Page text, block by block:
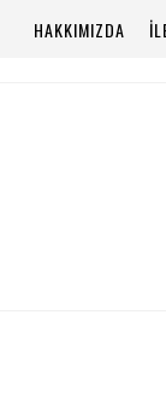
HAKKIMIZDA